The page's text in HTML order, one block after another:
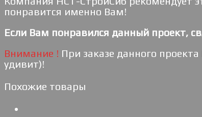
понравится именно Вам!
Если Вам понравился данный проект,
Внимание ! При заказе данного
удивит)!
Похожие товары